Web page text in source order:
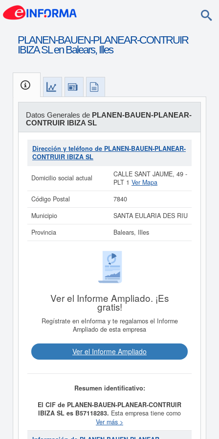
PLANEN-BAUEN-PLANEAR-CONTRUIR
IBIZA SL en Balears, Illes
Datos Generales de PLANEN-BAUEN-PLANEAR-
CONTRUIR IBIZA SL
Dirección y teléfono de PLANEN-BAUEN-PLANEAR-
CONTRUIR IBIZA SL
Domicilio social actual
CALLE SANT JAUME, 49 -
PLT 1 Ver Mapa
Código Postal
7840
Municipio
SANTA EULARIA DES RIU
Provincia
Balears, Illes
Ver el Informe Ampliado. ¡Es
gratis!
Regístrate en eInforma y te regalamos el Informe
Ampliado de esta empresa
Ver el Informe Ampliado
Resumen identificativo:
El CIF de PLANEN-BAUEN-PLANEAR-CONTRUIR
IBIZA SL es B57118283. Esta empresa tiene como
propósito LA EXPLOTACION DE ESTABLECIMIENTOS
DE RESTAURACION, BARES, RESTAURANTES Y/O
Ver más >